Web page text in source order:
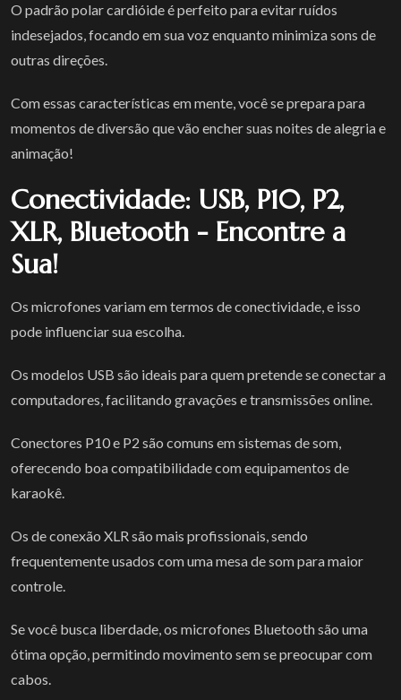
O padrão polar cardióide é perfeito para evitar ruídos
indesejados, focando em sua voz enquanto minimiza sons de
outras direções.
Com essas características em mente, você se prepara para
momentos de diversão que vão encher suas noites de alegria e
animação!
Conectividade: USB, P10, P2,
XLR, Bluetooth - Encontre a
Sua!
Os microfones variam em termos de conectividade, e isso
pode influenciar sua escolha.
Os modelos USB são ideais para quem pretende se conectar a
computadores, facilitando gravações e transmissões online.
Conectores P10 e P2 são comuns em sistemas de som,
oferecendo boa compatibilidade com equipamentos de
karaokê.
Os de conexão XLR são mais profissionais, sendo
frequentemente usados com uma mesa de som para maior
controle.
Se você busca liberdade, os microfones Bluetooth são uma
ótima opção, permitindo movimento sem se preocupar com
cabos.